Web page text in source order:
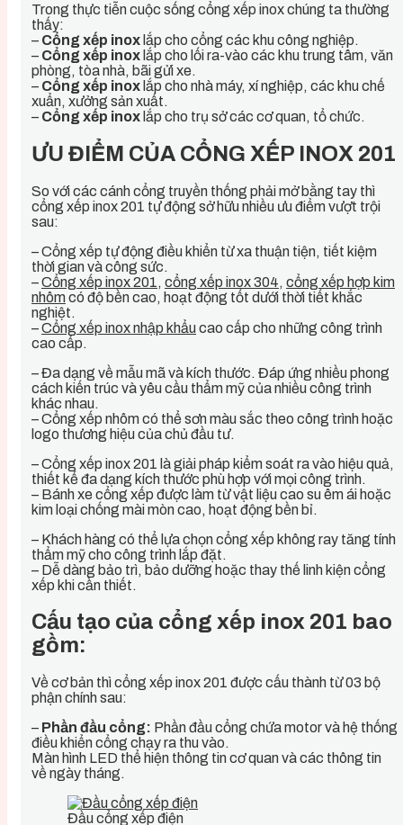
Trong thực tiễn cuộc sống cổng xếp inox chúng ta thường
thấy:
– Cổng xếp inox lắp cho cổng các khu công nghiệp.
– Cổng xếp inox lắp cho lối ra-vào các khu trung tâm, văn
phòng, tòa nhà, bãi gửi xe.
– Cổng xếp inox lắp cho nhà máy, xí nghiệp, các khu chế
xuẩn, xưởng sản xuất.
– Cổng xếp inox lắp cho trụ sở các cơ quan, tổ chức.
ƯU ĐIỂM CỦA CỔNG XẾP INOX 201
So với các cánh cổng truyền thống phải mở bằng tay thì
cổng xếp inox 201 tự động sở hữu nhiều ưu điểm vượt trội
sau:
– Cổng xếp tự động điều khiển từ xa thuận tiện, tiết kiệm
thời gian và công sức.
–Cổng xếp inox 201, cổng xếp inox 304, cổng xếp hợp kim
nhômcó độ bền cao, hoạt động tốt dưới thời tiết khắc
nghiệt.
–Cổng xếp inox nhập khẩucao cấp cho những công trình
cao cấp.
– Đa dạng về mẫu mã và kích thước. Đáp ứng nhiều phong
cách kiến trúc và yêu cầu thẩm mỹ của nhiều công trình
khác nhau.
– Cổng xếp nhôm có thể sơn màu sắc theo công trình hoặc
logo thương hiệu của chủ đầu tư.
– Cổng xếp inox 201 là giải pháp kiểm soát ra vào hiệu quả,
thiết kế đa dạng kích thước phù hợp với mọi công trình.
– Bánh xe cổng xếp được làm từ vật liệu cao su êm ái hoặc
kim loại chống mài mòn cao, hoạt động bền bỉ.
– Khách hàng có thể lựa chọn cổng xếp không ray tăng tính
thẩm mỹ cho công trình lắp đặt.
– Dễ dàng bảo trì, bảo dưỡng hoặc thay thế linh kiện cổng
xếp khi cần thiết.
Cấu tạo của cổng xếp inox 201 bao
gồm:
Về cơ bản thì cổng xếp inox 201 được cấu thành từ 03 bộ
phận chính sau:
– Phần đầu cổng: Phần đầu cổng chứa motor và hệ thống
điều khiển cổng chạy ra thu vào.
Màn hình LED thể hiện thông tin cơ quan và các thông tin
về ngày tháng.
Đầu cổng xếp điện